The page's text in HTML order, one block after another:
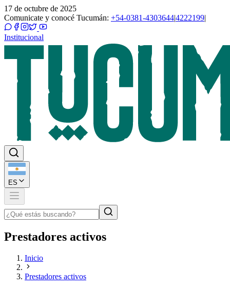
17 de octubre de 2025
Comunicate y conocé Tucumán: +54-0381-4303644|4222199|
Institucional
ES
Prestadores activos
Inicio
Prestadores activos